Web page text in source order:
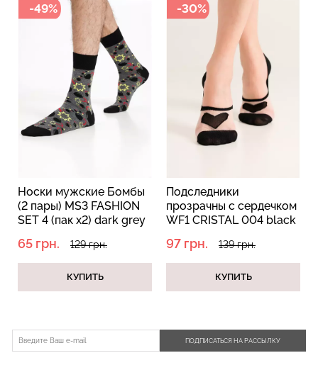
-49%
Носки мужские Бомбы
(2 пары) MS3 FASHION
SET 4 (пак х2) dark grey
65 грн. 129 грн.
КУПИТЬ
-30%
Подследники
прозрачны с сердечком
WF1 CRISTAL 004 black
97 грн. 139 грн.
КУПИТЬ
ПОДПИСАТЬСЯ НА РАССЫЛКУ
Бесшовные стринги
STRING BRIEFS (черный)
Giulia
179 грн.299 грн.
Топ на бретелях в рубчик
CAMI TOP RIB white
(белый) Giulia
299 грн. 499 грн.